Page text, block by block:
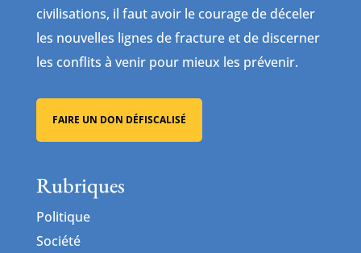
civilisations, il faut avoir le courage de déceler
les nouvelles lignes de fracture et de discerner
les conflits à venir pour mieux les prévenir.
FAIRE UN DON DÉFISCALISÉ
Rubriques
Politique
Société